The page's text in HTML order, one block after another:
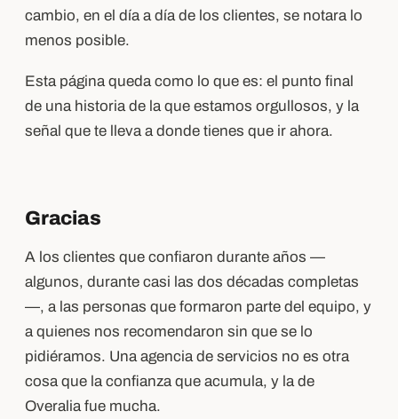
cambio, en el día a día de los clientes, se notara lo
menos posible.
Esta página queda como lo que es: el punto final
de una historia de la que estamos orgullosos, y la
señal que te lleva a donde tienes que ir ahora.
Gracias
A los clientes que confiaron durante años —
algunos, durante casi las dos décadas completas
—, a las personas que formaron parte del equipo, y
a quienes nos recomendaron sin que se lo
pidiéramos. Una agencia de servicios no es otra
cosa que la confianza que acumula, y la de
Overalia fue mucha.